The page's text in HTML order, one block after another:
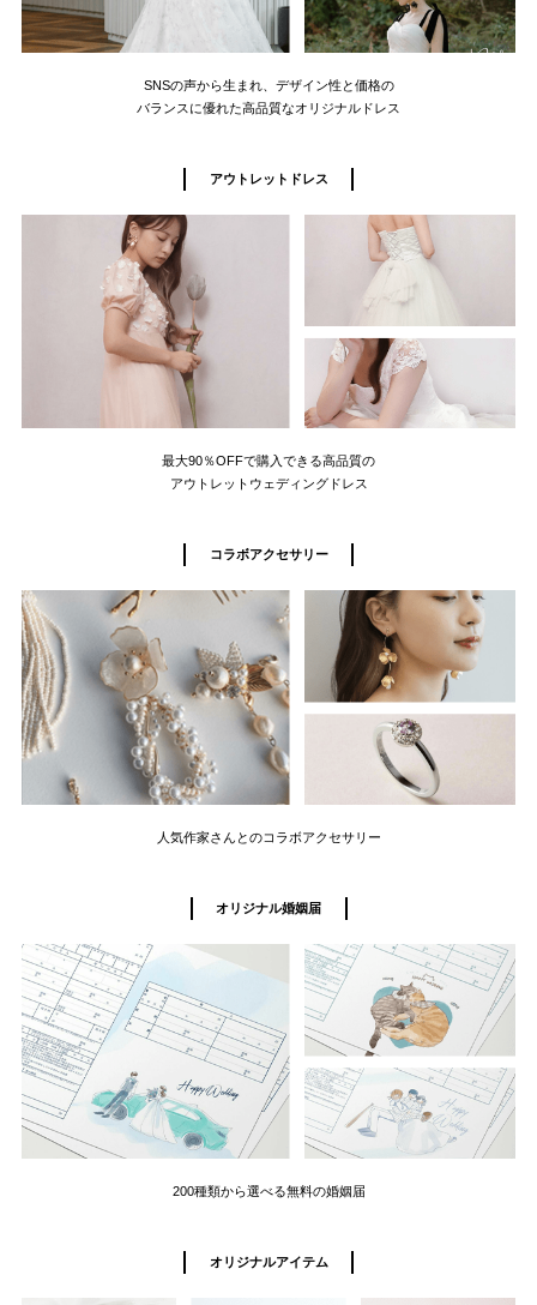
SNSの声から生まれ、デザイン性と価格の
バランスに優れた高品質なオリジナルドレス
アウトレットドレス
最大90％OFFで購入できる高品質の
アウトレットウェディングドレス
コラボアクセサリー
人気作家さんとのコラボアクセサリー
オリジナル婚姻届
200種類から選べる無料の婚姻届
オリジナルアイテム